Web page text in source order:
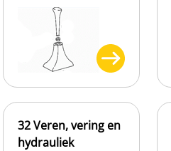
32 Veren, vering en
hydrauliek